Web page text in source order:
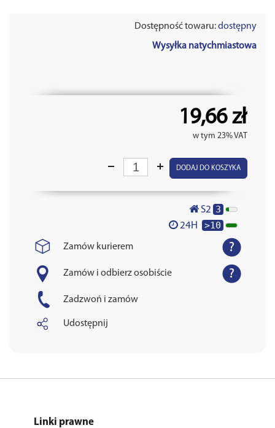
Dostępność towaru:dostępny
Wysyłka natychmiastowa
19,66 zł
w tym 23% VAT
DODAJ DO KOSZYKA
S2 3
24H >10
Zamów kurierem
Zamów i odbierz osobiście
Zadzwoń i zamów
Udostępnij
Linki prawne